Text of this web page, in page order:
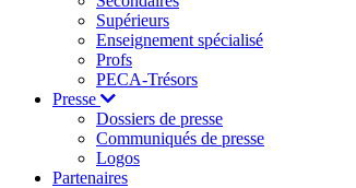
Supérieurs
Enseignement spécialisé
Profs
PECA-Trésors
Presse
Dossiers de presse
Communiqués de presse
Logos
Partenaires